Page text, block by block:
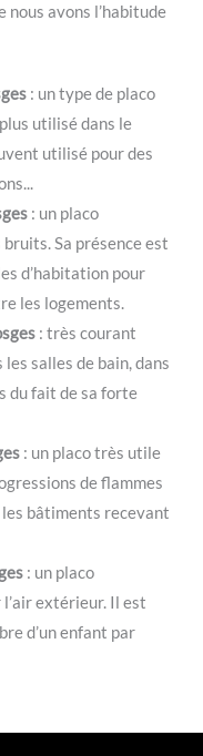
nous avons l’habitude
: un type de placo
utilisé dans le
utilisé pour des
: un placo
Sa présence est
d’habitation pour
les logements.
: très courant
salles de bain, dans
du fait de sa forte
: un placo très utile
de flammes
les bâtiments recevant
: un placo
l’air extérieur. Il est
d’un enfant par